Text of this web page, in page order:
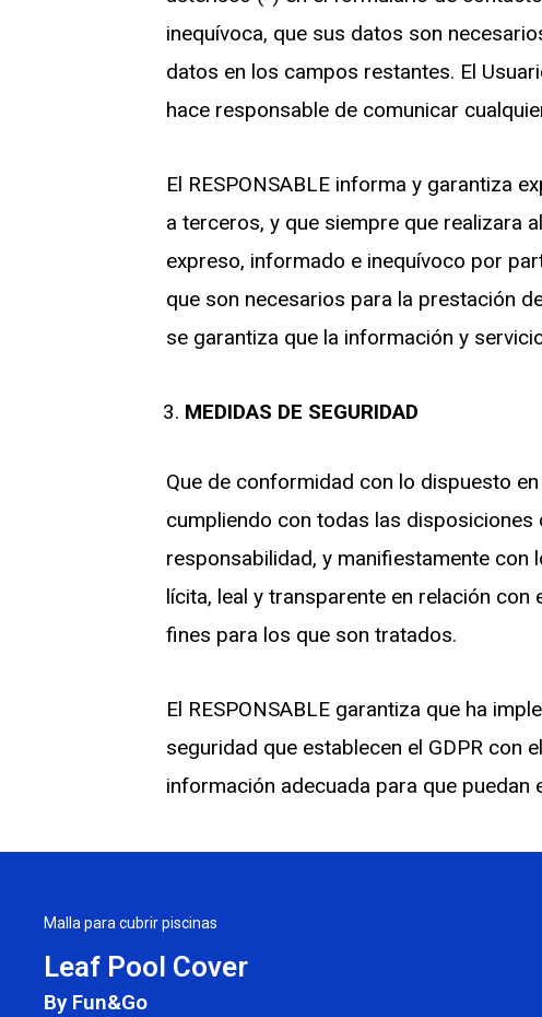
inequívoca, que sus datos son
datos en los campos restantes. El
hace responsable de comunicar
El RESPONSABLE informa y garantiza
a terceros, y que siempre que realizara
expreso, informado e inequívoco por
que son necesarios para la prestación
se garantiza que la información y
MEDIDAS DE SEGURIDAD
Que de conformidad con lo dispuesto
cumpliendo con todas las
responsabilidad, y manifiestamente
lícita, leal y transparente en relación
fines para los que son tratados.
El RESPONSABLE garantiza que ha
seguridad que establecen el GDPR con
información adecuada para que puedan
Malla para cubrir piscinas
Leaf Pool Cover
By Fun&Go